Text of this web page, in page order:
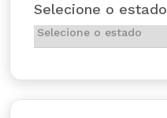
Selecione o estado